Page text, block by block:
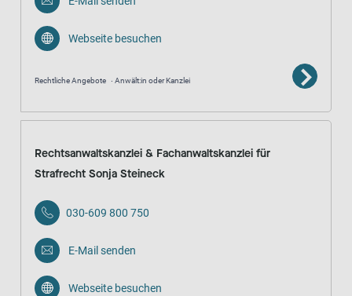
Webseite besuchen
Rechtliche Angebote Anwält:in oder Kanzlei
Rechtsanwaltskanzlei & Fachanwaltskanzlei für
Strafrecht Sonja Steineck
030-609 800 750
E-Mail senden
Webseite besuchen